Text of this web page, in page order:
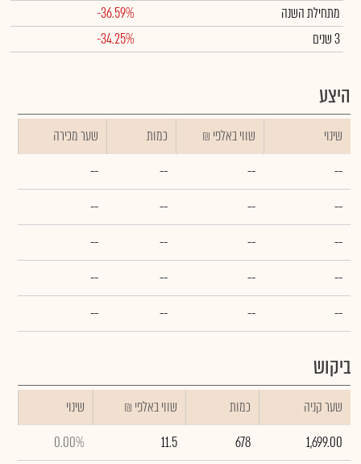
מתחילת השנה
-36.59%
3 שנים
-34.25%
היצע
שינוי ₪ שווי באלפי כמות
שער מכירה
--
--
--
--
--
--
--
--
--
--
--
--
--
--
--
--
--
--
--
--
ביקוש
שער קניה כמות ₪ שווי באלפי
שינוי
1,699.00
678
11.5
0.00%